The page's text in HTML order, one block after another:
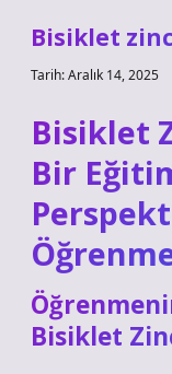
Bisiklet
Tarih: Aralık 14, 2025
Bisiklet
Bir
Bisiklet